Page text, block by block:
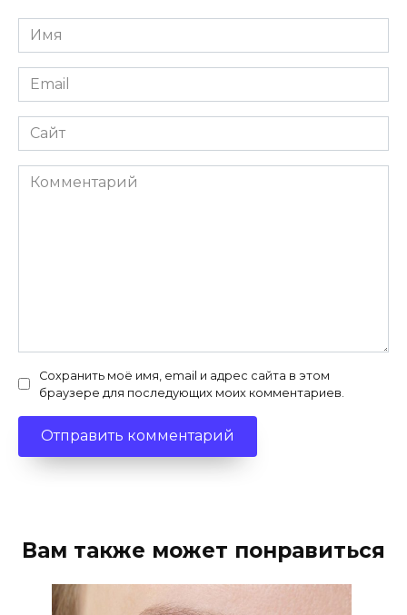
Имя
*
Email
*
Сайт
Комментарий
Сохранить моё имя, email и адрес сайта в этом
браузере для последующих моих комментариев.
Вам также может понравиться